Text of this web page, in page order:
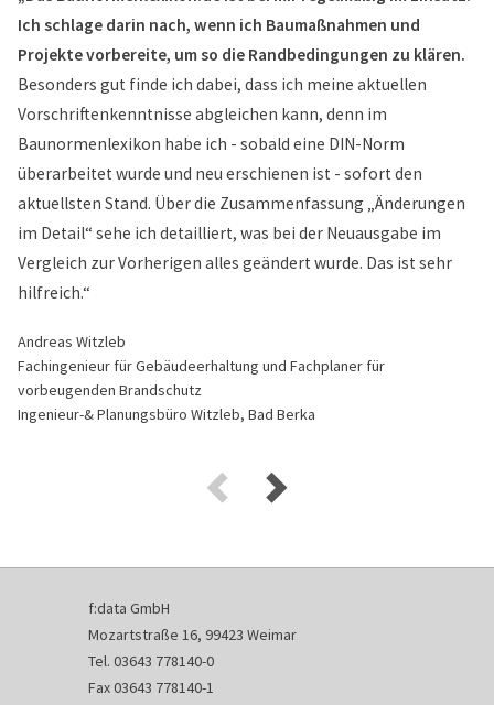
Ich schlage darin nach, wenn ich Baumaßnahmen und
Projekte vorbereite, um so die Randbedingungen zu klären.
Besonders gut finde ich dabei, dass ich meine aktuellen
Vorschriftenkenntnisse abgleichen kann, denn im
Baunormenlexikon habe ich - sobald eine DIN-Norm
überarbeitet wurde und neu erschienen ist - sofort den
aktuellsten Stand. Über die Zusammenfassung „Änderungen
im Detail“ sehe ich detailliert, was bei der Neuausgabe im
Vergleich zur Vorherigen alles geändert wurde. Das ist sehr
hilfreich.“
Andreas Witzleb
Fachingenieur für Gebäudeerhaltung und Fachplaner für
vorbeugenden Brandschutz
Ingenieur-& Planungsbüro Witzleb, Bad Berka
f:data GmbH
Mozartstraße 16, 99423 Weimar
Tel. 03643 778140-0
Fax 03643 778140-1